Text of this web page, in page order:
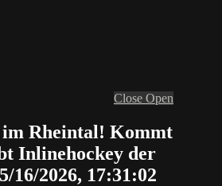
Close Open
im Rheintal! Kommt
Inlinehockey der
16/2026, 17:31:02